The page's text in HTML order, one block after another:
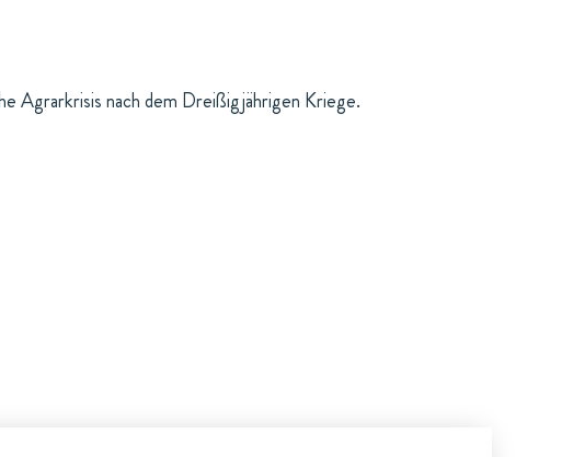
Agrarkrisis nach dem Dreißigjährigen Kriege.